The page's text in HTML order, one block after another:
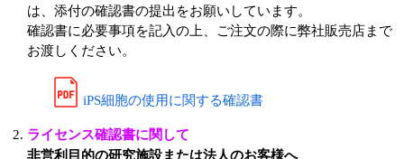
は、添付の確認書の提出をお願いしています。
確認書に必要事項を記入の上、ご注文の際に弊社販売店まで
お渡しください。
iPS細胞の使用に関する確認書
ライセンス確認書に関して
非営利目的の研究施設または法人のお客様へ